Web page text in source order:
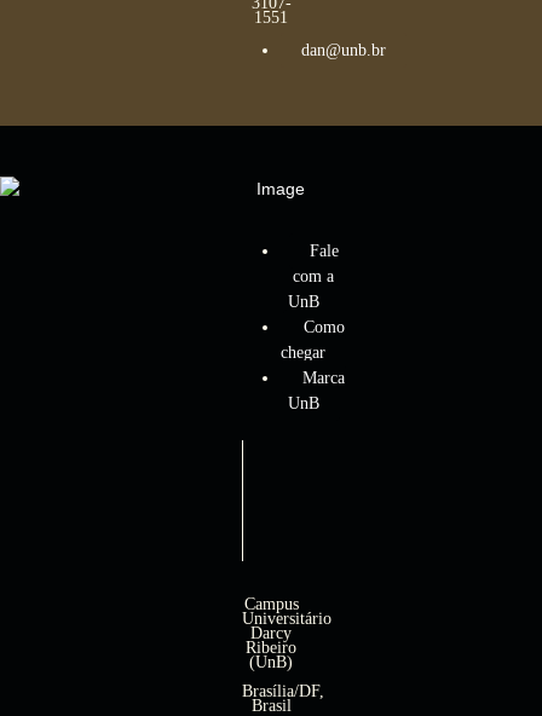
1551
dan@unb.br
Fale
com a
UnB
Como
chegar
Marca
UnB
Campus
Universitário
Darcy
Ribeiro
(UnB)
Brasília/DF,
Brasil